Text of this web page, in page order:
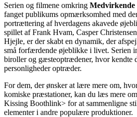
Serien og filmene omkring Medvirkende
fanget publikums opmærksomhed med
portrættering af hverdagens akavede
spillet af Frank Hvam, Casper
Hjejle, er der skabt en dynamik, der
små forfærdende øjeblikke i livet. Serien
biroller og gæsteoptrædener, hvor kendte
personligheder optræder.
For dem, der ønsker at lære mere om,
komiske præstationer, kan du læs mere
Kissing Boothlink> for at sammenligne
elementer i andre populære produktioner.